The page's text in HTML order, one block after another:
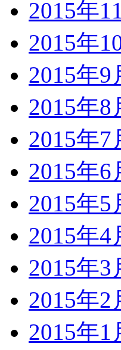
2015年
2015年
2015年9
2015年8
2015年7
2015年6
2015年5
2015年4
2015年3
2015年2
2015年1